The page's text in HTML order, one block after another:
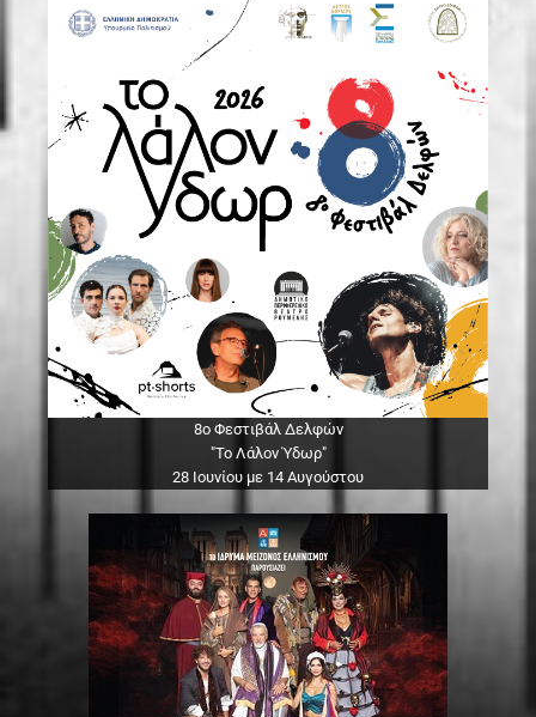
8ο Φεστιβάλ Δελφών
"Το Λάλον Ύδωρ"
28 Ιουνίου με 14 Αυγούστου